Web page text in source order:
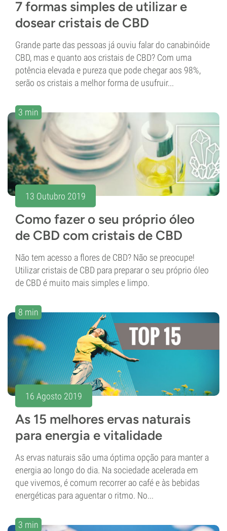
7 formas simples de utilizar e
dosear cristais de CBD
Grande parte das pessoas já ouviu falar do canabinóide
CBD, mas e quanto aos cristais de CBD? Com uma
potência elevada e pureza que pode chegar aos 98%,
serão os cristais a melhor forma de usufruir...
3 min
13 Outubro 2019
Como fazer o seu próprio óleo
de CBD com cristais de CBD
Não tem acesso a flores de CBD? Não se preocupe!
Utilizar cristais de CBD para preparar o seu próprio óleo
de CBD é muito mais simples e limpo.
8 min
16 Agosto 2019
As 15 melhores ervas naturais
para energia e vitalidade
As ervas naturais são uma óptima opção para manter a
energia ao longo do dia. Na sociedade acelerada em
que vivemos, é comum recorrer ao café e às bebidas
energéticas para aguentar o ritmo. No...
3 min